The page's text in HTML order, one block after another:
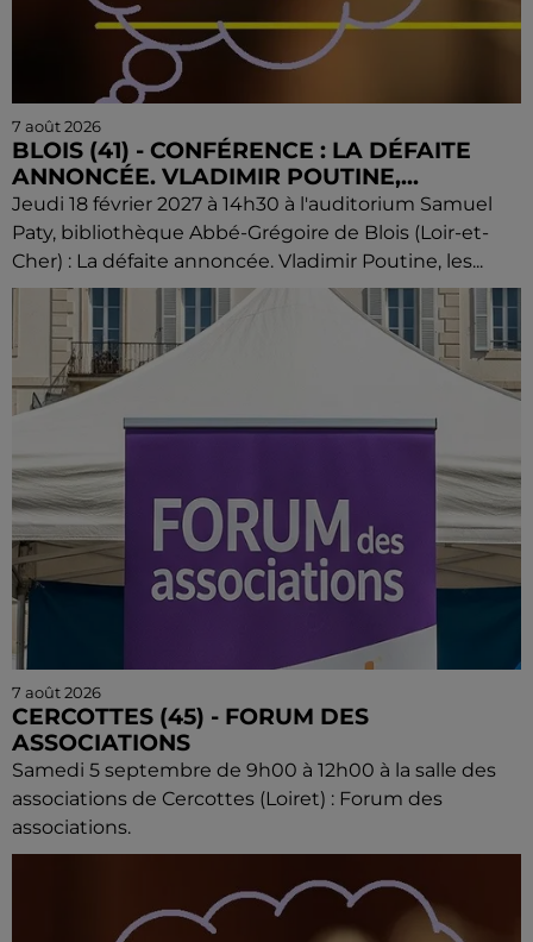
7 août 2026
BLOIS (41) - CONFÉRENCE : LA DÉFAITE
ANNONCÉE. VLADIMIR POUTINE,...
Jeudi 18 février 2027 à 14h30 à l'auditorium Samuel
Paty, bibliothèque Abbé-Grégoire de Blois (Loir-et-
Cher) : La défaite annoncée. Vladimir Poutine, les...
7 août 2026
CERCOTTES (45) - FORUM DES
ASSOCIATIONS
Samedi 5 septembre de 9h00 à 12h00 à la salle des
associations de Cercottes (Loiret) : Forum des
associations.